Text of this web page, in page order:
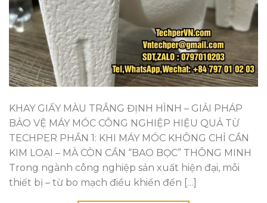
KHAY GIẤY MÀU TRẮNG ĐỊNH HÌNH – GIẢI PHÁP
BẢO VỆ MÁY MÓC CÔNG NGHIỆP HIỆU QUẢ TỪ
TECHPER PHẦN 1: KHI MÁY MÓC KHÔNG CHỈ CẦN
KIM LOẠI – MÀ CÒN CẦN “BAO BỌC” THÔNG MINH
Trong ngành công nghiệp sản xuất hiện đại, mỗi
thiết bị – từ bo mạch điều khiển đến […]